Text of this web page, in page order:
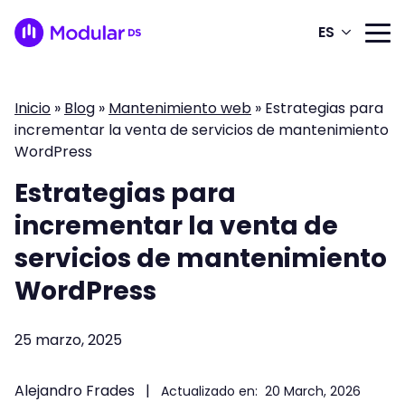
ES
Inicio » Blog » Mantenimiento web » Estrategias para
incrementar la venta de servicios de mantenimiento
WordPress
Estrategias para
incrementar la venta de
servicios de mantenimiento
WordPress
25 marzo, 2025
Alejandro Frades | Actualizado en: 20 March, 2026